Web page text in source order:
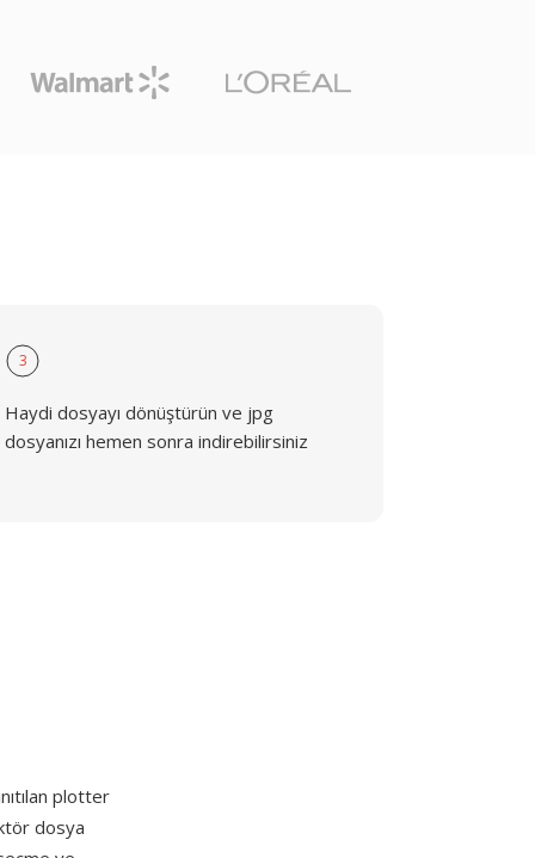
3
Haydi dosyayı dönüştürün ve jpg
dosyanızı hemen sonra indirebilirsiniz
plotter
dosya